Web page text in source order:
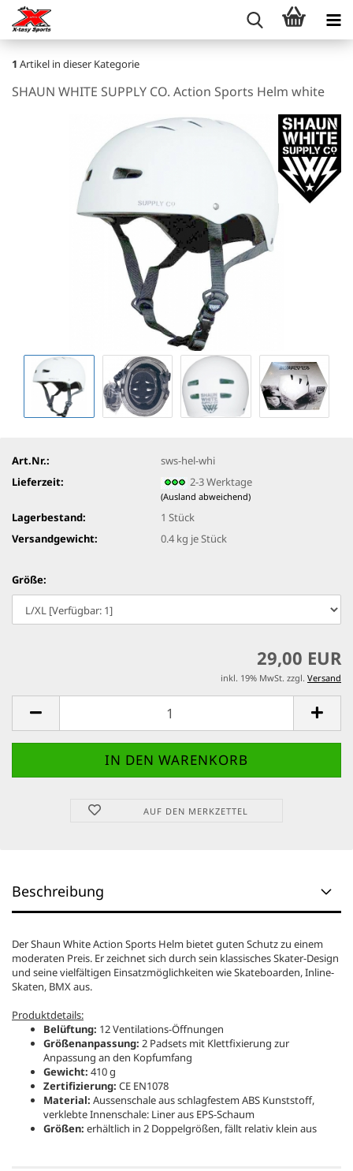
1 Artikel in dieser Kategorie
SHAUN WHITE SUPPLY CO. Action Sports Helm white
Art.Nr.:
sws-hel-whi
Lieferzeit:
2-3 Werktage
(Ausland abweichend)
Lagerbestand: 1 Stück
Versandgewicht:
0.4 kg je Stück
Größe:
29,00 EUR
inkl. 19% MwSt. zzgl. Versand
AUF DEN MERKZETTEL
Beschreibung
Der Shaun White Action Sports Helm bietet guten Schutz zu einem
moderaten Preis. Er zeichnet sich durch sein klassisches Skater-Design
und seine vielfältigen Einsatzmöglichkeiten wie Skateboarden, Inline-
Skaten, BMX aus.
Produktdetails:
Belüftung: 12 Ventilations-Öffnungen
Größenanpassung: 2 Padsets mit Klettfixierung zur
Anpassung an den Kopfumfang
Gewicht: 410 g
Zertifizierung: CE EN1078
Material: Aussenschale aus schlagfestem ABS Kunststoff,
verklebte Innenschale: Liner aus EPS-Schaum
Größen: erhältlich in 2 Doppelgrößen, fällt relativ klein aus